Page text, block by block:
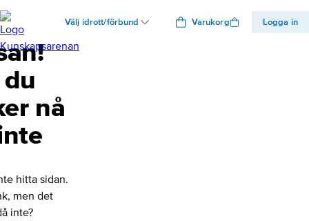
Välj idrott/förbund Varukorg Logga in
nå
hitta sidan.
men det
inte?